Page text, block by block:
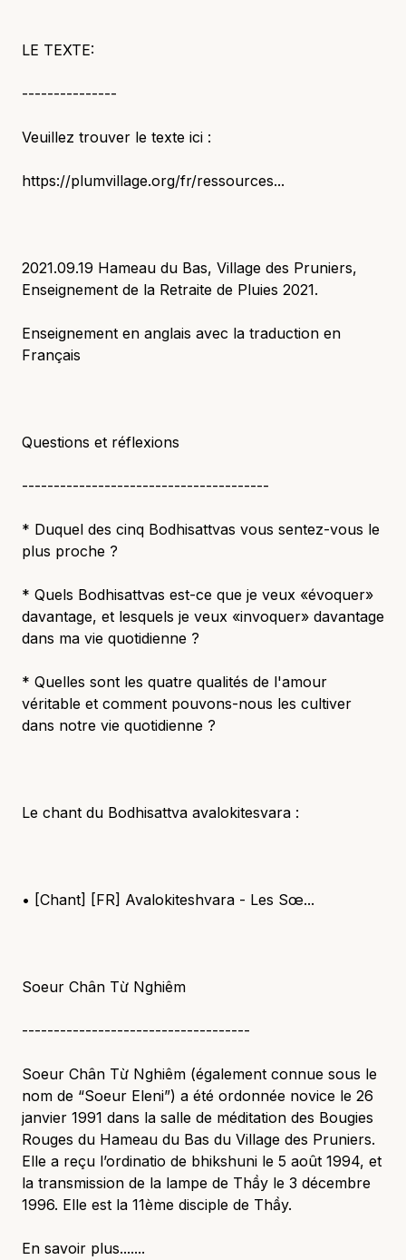
LE TEXTE:
---------------
Veuillez trouver le texte ici :
https://plumvillage.org/fr/ressources...
2021.09.19 Hameau du Bas, Village des Pruniers,
Enseignement de la Retraite de Pluies 2021.
Enseignement en anglais avec la traduction en
Français
Questions et réflexions
---------------------------------------
* Duquel des cinq Bodhisattvas vous sentez-vous le
plus proche ?
* Quels Bodhisattvas est-ce que je veux «évoquer»
davantage, et lesquels je veux «invoquer» davantage
dans ma vie quotidienne ?
* Quelles sont les quatre qualités de l'amour
véritable et comment pouvons-nous les cultiver
dans notre vie quotidienne ?
Le chant du Bodhisattva avalokitesvara :
• [Chant] [FR] Avalokiteshvara - Les Sœ...
Soeur Chân Từ Nghiêm
------------------------------------
Soeur Chân Từ Nghiêm (également connue sous le
nom de “Soeur Eleni”) a été ordonnée novice le 26
janvier 1991 dans la salle de méditation des Bougies
Rouges du Hameau du Bas du Village des Pruniers.
Elle a reçu l’ordinatio de bhikshuni le 5 août 1994, et
la transmission de la lampe de Thầy le 3 décembre
1996. Elle est la 11ème disciple de Thầy.
En savoir plus.......